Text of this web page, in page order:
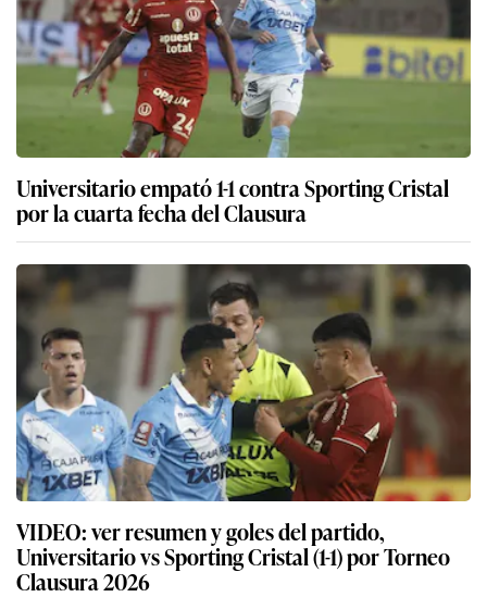
Universitario empató 1-1 contra Sporting Cristal
por la cuarta fecha del Clausura
VIDEO: ver resumen y goles del partido,
Universitario vs Sporting Cristal (1-1) por Torneo
Clausura 2026